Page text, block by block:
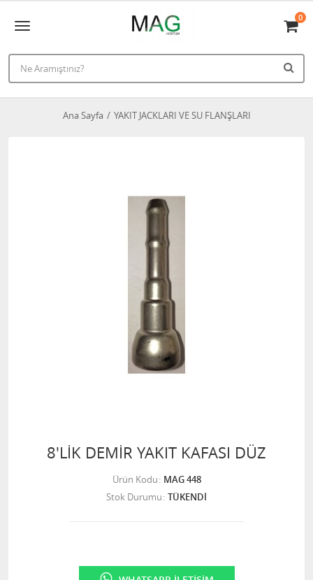
0
Ana Sayfa YAKIT JACKLARI VE SU FLANŞLARI
8'LİK DEMİR YAKIT KAFASI DÜZ
Ürün Kodu MAG 448
Stok Durumu TÜKENDİ